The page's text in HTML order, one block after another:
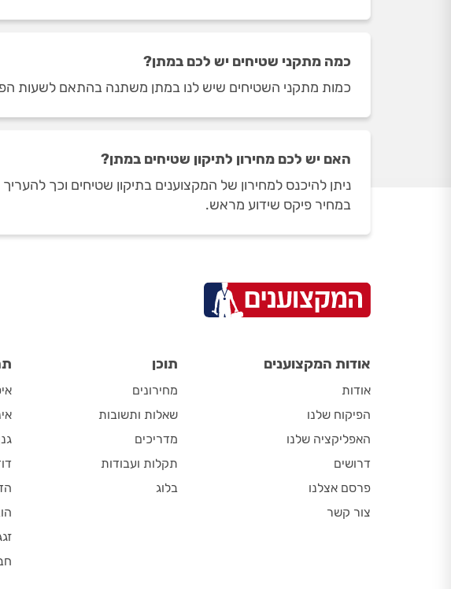
כמה מתקני שטיחים יש לכם במתן?
כמות מתקני השטיחים שיש לנו במתן משתנה בהתאם לשעות הפעילות. ברגע זה
האם יש לכם מחירון לתיקון שטיחים במתן?
ניתן להיכנס למחירון של המקצוענים בתיקון שטיחים וכך
במחיר פיקס שידוע מראש.
אודות המקצוענים
אודות
הפיקוח שלנו
האפליקציה שלנו
דרושים
פרסם אצלנו
צור קשר
תוכן
מחירונים
שאלות ותשובות
מדריכים
תקלות ועבודות
בלוג